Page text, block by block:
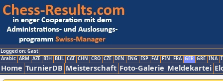
Logged on: Gast
Arabic ARM AZE BIH BUL CAT CHN CRO CZE DEN ENG ESP FAI FIN FRA GER GRE INA
Home TurnierDB Meisterschaft Foto-Galerie Meldekartei